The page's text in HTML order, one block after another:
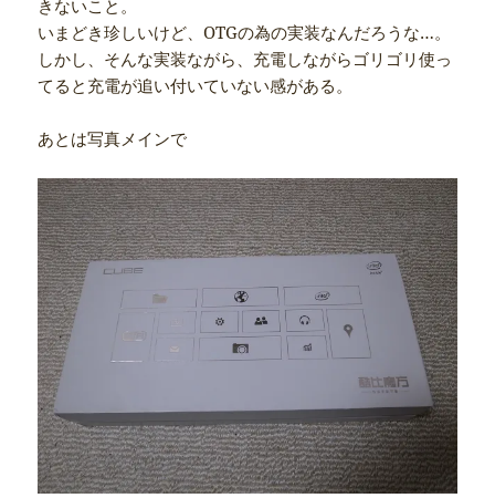
きないこと。
いまどき珍しいけど、OTGの為の実装なんだろうな…。
しかし、そんな実装ながら、充電しながらゴリゴリ使っ
てると充電が追い付いていない感がある。
あとは写真メインで